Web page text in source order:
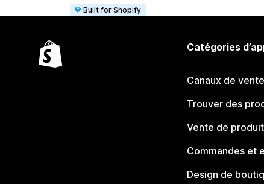
Built for Shopify
Catégories
Canaux de vente
Trouver des
Vente de
Commandes et
Design de